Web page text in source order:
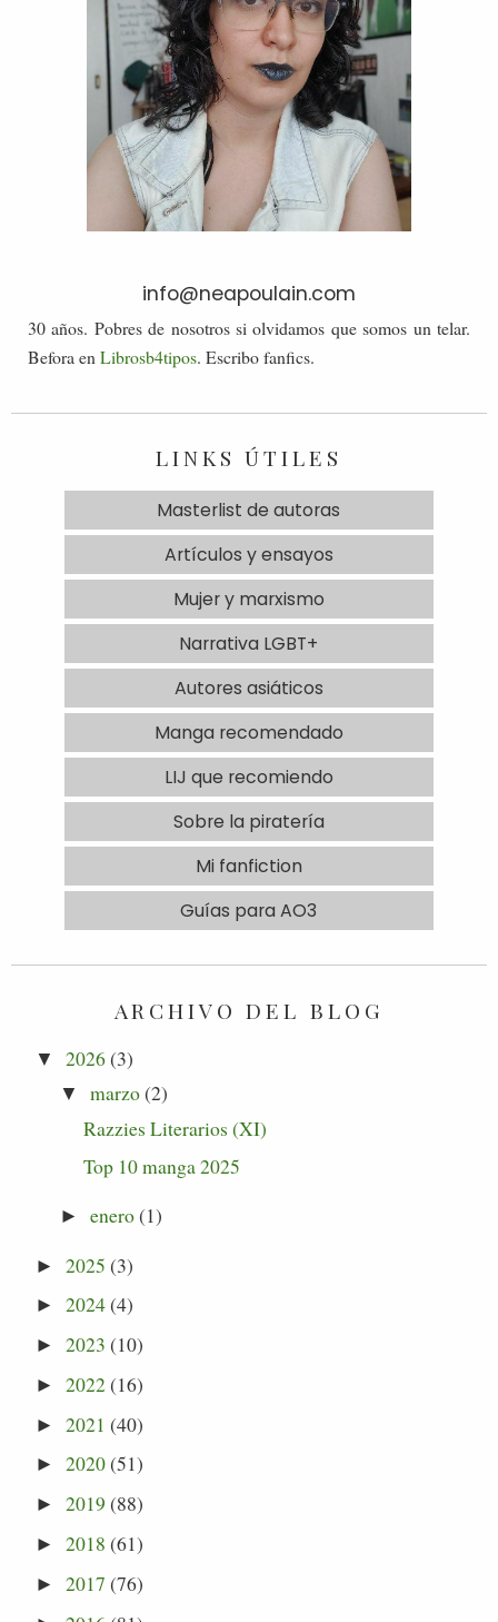
info@neapoulain.com
30 años. Pobres de nosotros si olvidamos que somos un telar.
Befora en Librosb4tipos. Escribo fanfics.
LINKS ÚTILES
Masterlist de autoras
Artículos y ensayos
Mujer y marxismo
Narrativa LGBT+
Autores asiáticos
Manga recomendado
LIJ que recomiendo
Sobre la piratería
Mi fanfiction
Guías para AO3
ARCHIVO DEL BLOG
▼ 2026(3)
▼ marzo(2)
Razzies Literarios (XI)
Top 10 manga 2025
► enero(1)
►2025 (3)
►2024(4)
►2023 (10)
►2022(16)
►2021 (40)
►2020(51)
►2019 (88)
►2018 (61)
►2017 (76)